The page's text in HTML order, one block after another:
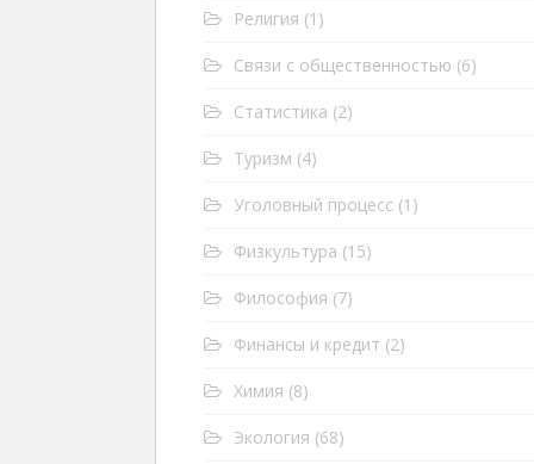
Религия (1)
Связи с общественностью (6)
Статистика (2)
Туризм (4)
Уголовный процесс (1)
Физкультура (15)
Философия (7)
Финансы и кредит (2)
Химия (8)
Экология (68)